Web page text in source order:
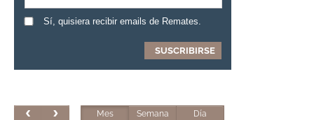
Sí, quisiera recibir emails de Remates.
Mes Semana Día